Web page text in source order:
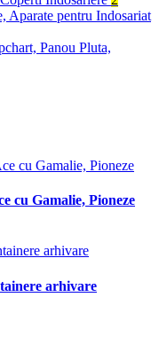
Aparate pentru Indosariat
Panou Pluta,
cu Gamalie, Pioneze
arhivare